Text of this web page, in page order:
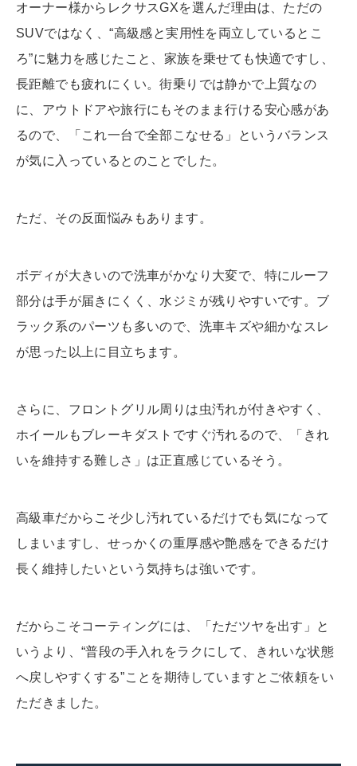
オーナー様からレクサスGXを選んだ理由は、ただの
SUVではなく、“高級感と実用性を両立しているとこ
ろ”に魅力を感じたこと、家族を乗せても快適ですし、
長距離でも疲れにくい。街乗りでは静かで上質なの
に、アウトドアや旅行にもそのまま行ける安心感があ
るので、「これ一台で全部こなせる」というバランス
が気に入っているとのことでした。
ただ、その反面悩みもあります。
ボディが大きいので洗車がかなり大変で、特にルーフ
部分は手が届きにくく、水ジミが残りやすいです。ブ
ラック系のパーツも多いので、洗車キズや細かなスレ
が思った以上に目立ちます。
さらに、フロントグリル周りは虫汚れが付きやすく、
ホイールもブレーキダストですぐ汚れるので、「きれ
いを維持する難しさ」は正直感じているそう。
高級車だからこそ少し汚れているだけでも気になって
しまいますし、せっかくの重厚感や艶感をできるだけ
長く維持したいという気持ちは強いです。
だからこそコーティングには、「ただツヤを出す」と
いうより、“普段の手入れをラクにして、きれいな状態
へ戻しやすくする”ことを期待していますとご依頼をい
ただきました。